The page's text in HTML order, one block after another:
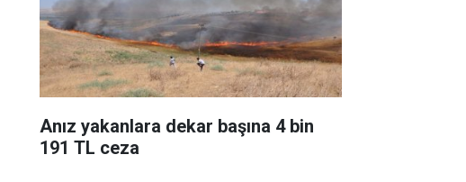
Anız yakanlara dekar başına 4 bin
191 TL ceza